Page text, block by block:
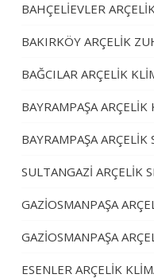
BAHÇELİEVLER
BAKIRKÖY ARÇELİK
BAĞCILAR ARÇELİK
BAYRAMPAŞA ARÇELİK
BAYRAMPAŞA ARÇELİK
SULTANGAZİ ARÇELİK
GAZİOSMANPAŞA
GAZİOSMANPAŞA
ESENLER ARÇELİK